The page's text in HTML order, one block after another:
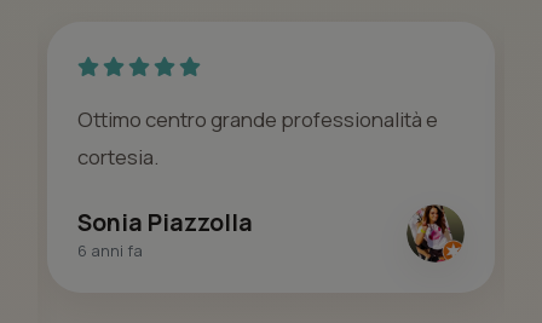
Ottimo centro grande professionalità e
cortesia.
Sonia Piazzolla
6 anni fa